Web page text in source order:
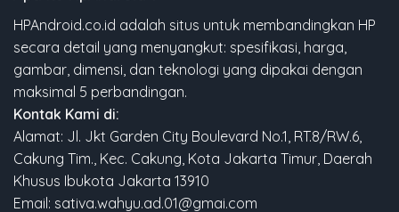
HPAndroid.co.id adalah situs untuk membandingkan HP
secara detail yang menyangkut: spesifikasi, harga,
gambar, dimensi, dan teknologi yang dipakai dengan
maksimal 5 perbandingan.
Kontak Kami di:
Alamat: Jl. Jkt Garden City Boulevard No.1, RT.8/RW.6,
Cakung Tim., Kec. Cakung, Kota Jakarta Timur, Daerah
Khusus Ibukota Jakarta 13910
Email: sativa.wahyu.ad.01@gmai.com